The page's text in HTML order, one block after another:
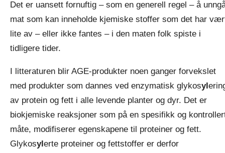
Det er uansett fornuftig – som en generell regel – å
mat som kan inneholde kjemiske stoffer som det har
lite av – eller ikke fantes – i den maten folk spiste i
tidligere tider.
I litteraturen blir AGE-produkter noen ganger forvekslet
med produkter som dannes ved enzymatisk glykosyl
av protein og fett i alle levende planter og dyr. Det er
biokjemiske reaksjoner som på en spesifikk og
måte, modifiserer egenskapene til proteiner og fett.
Glykosyl erte proteiner og fettstoffer er derfor